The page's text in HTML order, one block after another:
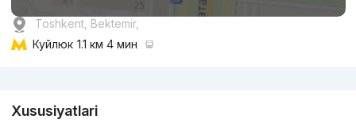
Toshkent, Bektemir,
Куйлюк 1.1 км 4 мин
Xususiyatlari